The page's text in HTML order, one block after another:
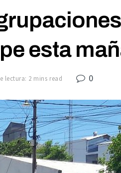
esta
lectura: 2 mins read 0